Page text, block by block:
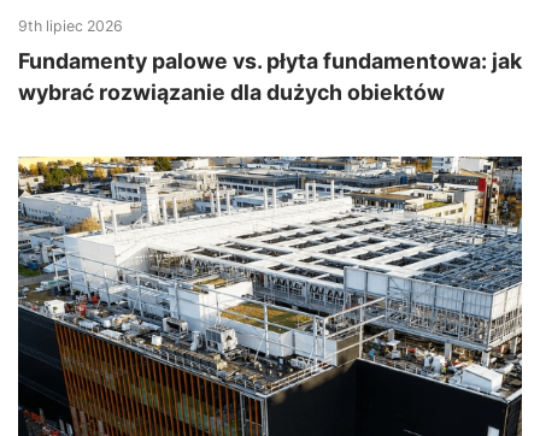
9th lipiec 2026
Fundamenty palowe vs. płyta fundamentowa: jak
wybrać rozwiązanie dla dużych obiektów